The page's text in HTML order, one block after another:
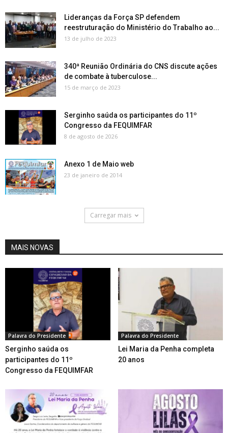
Lideranças da Força SP defendem
reestruturação do Ministério do Trabalho ao...
13 de julho de 2023
340ª Reunião Ordinária do CNS discute ações
de combate à tuberculose...
15 de março de 2023
Serginho saúda os participantes do 11º
Congresso da FEQUIMFAR
8 de agosto de 2026
Anexo 1 de Maio web
23 de janeiro de 2014
Carregar mais
MAIS NOVAS
Palavra do Presidente
Serginho saúda os
participantes do 11º
Congresso da FEQUIMFAR
Palavra do Presidente
Lei Maria da Penha completa
20 anos